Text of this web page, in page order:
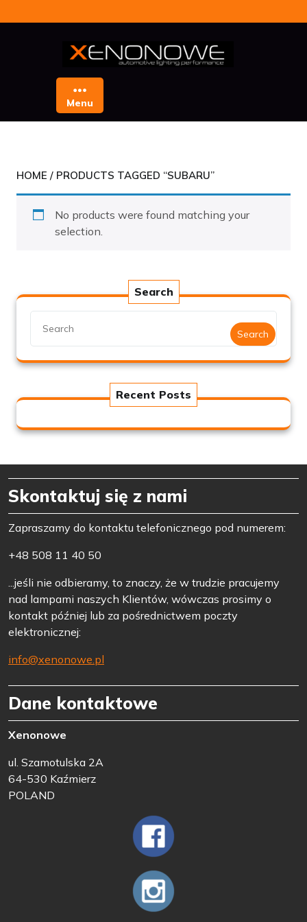
to
Menu
HOME / PRODUCTS TAGGED “SUBARU”
No products were found matching your
selection.
Search
Search
Recent Posts
Skontaktuj się z nami
Zapraszamy do kontaktu telefonicznego pod numerem:
+48 508 11 40 50
...jeśli nie odbieramy, to znaczy, że w trudzie pracujemy
nad lampami naszych Klientów, wówczas prosimy o
kontakt później lub za pośrednictwem poczty
elektronicznej:
info@xenonowe.pl
Dane kontaktowe
Xenonowe
ul. Szamotulska 2A
64-530 Kaźmierz
POLAND